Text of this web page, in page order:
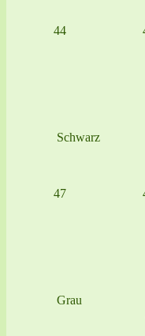
44
Schwarz
47
Grau